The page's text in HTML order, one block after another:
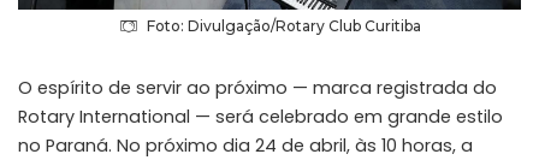
Foto: Divulgação/Rotary Club Curitiba
O espírito de servir ao próximo — marca registrada do
Rotary International — será celebrado em grande estilo
no Paraná. No próximo dia 24 de abril, às 10 horas, a